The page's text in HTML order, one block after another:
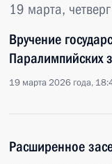
19 марта, четверг
Вручение
Паралимпийских
19 марта 2026 года,
Расширенное